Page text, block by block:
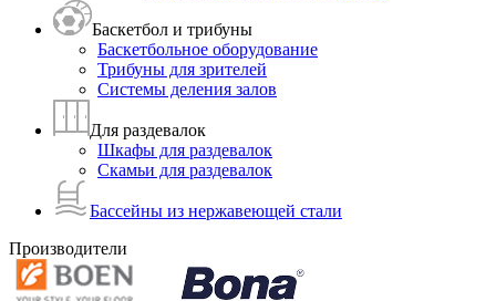
Баскетбол и трибуны
Баскетбольное оборудование
Трибуны для зрителей
Системы деления залов
Для раздевалок
Шкафы для раздевалок
Скамьи для раздевалок
Бассейны из нержавеющей стали
Производители